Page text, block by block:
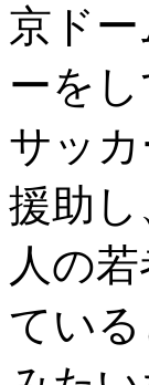
京ド
ーを
サッ
援助
人の
てい